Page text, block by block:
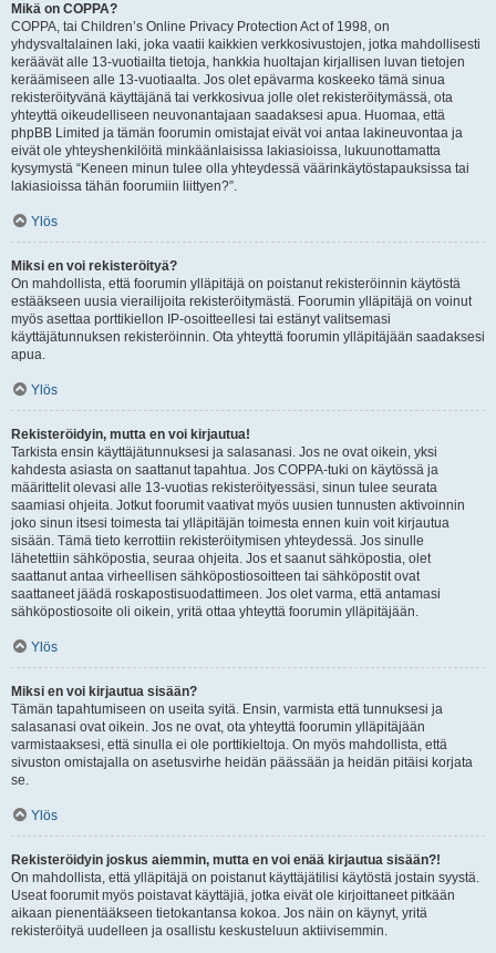
Mikä on COPPA?
COPPA, tai Children’s Online Privacy Protection Act of 1998, on
yhdysvaltalainen laki, joka vaatii kaikkien verkkosivustojen, jotka mahdollisesti
keräävät alle 13-vuotiailta tietoja, hankkia huoltajan kirjallisen luvan tietojen
keräämiseen alle 13-vuotiaalta. Jos olet epävarma koskeeko tämä sinua
rekisteröityvänä käyttäjänä tai verkkosivua jolle olet rekisteröitymässä, ota
yhteyttä oikeudelliseen neuvonantajaan saadaksesi apua. Huomaa, että
phpBB Limited ja tämän foorumin omistajat eivät voi antaa lakineuvontaa ja
eivät ole yhteyshenkilöitä minkäänlaisissa lakiasioissa, lukuunottamatta
kysymystä “Keneen minun tulee olla yhteydessä väärinkäytöstapauksissa tai
lakiasioissa tähän foorumiin liittyen?”.
Ylös
Miksi en voi rekisteröityä?
On mahdollista, että foorumin ylläpitäjä on poistanut rekisteröinnin käytöstä
estääkseen uusia vierailijoita rekisteröitymästä. Foorumin ylläpitäjä on voinut
myös asettaa porttikiellon IP-osoitteellesi tai estänyt valitsemasi
käyttäjätunnuksen rekisteröinnin. Ota yhteyttä foorumin ylläpitäjään saadaksesi
apua.
Ylös
Rekisteröidyin, mutta en voi kirjautua!
Tarkista ensin käyttäjätunnuksesi ja salasanasi. Jos ne ovat oikein, yksi
kahdesta asiasta on saattanut tapahtua. Jos COPPA-tuki on käytössä ja
määrittelit olevasi alle 13-vuotias rekisteröityessäsi, sinun tulee seurata
saamiasi ohjeita. Jotkut foorumit vaativat myös uusien tunnusten aktivoinnin
joko sinun itsesi toimesta tai ylläpitäjän toimesta ennen kuin voit kirjautua
sisään. Tämä tieto kerrottiin rekisteröitymisen yhteydessä. Jos sinulle
lähetettiin sähköpostia, seuraa ohjeita. Jos et saanut sähköpostia, olet
saattanut antaa virheellisen sähköpostiosoitteen tai sähköpostit ovat
saattaneet jäädä roskapostisuodattimeen. Jos olet varma, että antamasi
sähköpostiosoite oli oikein, yritä ottaa yhteyttä foorumin ylläpitäjään.
Ylös
Miksi en voi kirjautua sisään?
Tämän tapahtumiseen on useita syitä. Ensin, varmista että tunnuksesi ja
salasanasi ovat oikein. Jos ne ovat, ota yhteyttä foorumin ylläpitäjään
varmistaaksesi, että sinulla ei ole porttikieltoja. On myös mahdollista, että
sivuston omistajalla on asetusvirhe heidän päässään ja heidän pitäisi korjata
se.
Ylös
Rekisteröidyin joskus aiemmin, mutta en voi enää kirjautua sisään?!
On mahdollista, että ylläpitäjä on poistanut käyttäjätilisi käytöstä jostain syystä.
Useat foorumit myös poistavat käyttäjiä, jotka eivät ole kirjoittaneet pitkään
aikaan pienentääkseen tietokantansa kokoa. Jos näin on käynyt, yritä
rekisteröityä uudelleen ja osallistu keskusteluun aktiivisemmin.